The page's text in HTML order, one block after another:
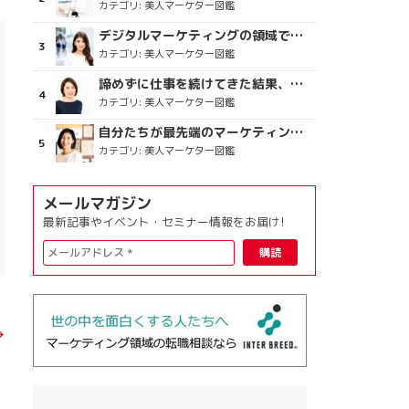
カテゴリ: 美人マーケター図鑑
デジタルマーケティングの領域で、海外というステージに
カテゴリ: 美人マーケター図鑑
諦めずに仕事を続けてきた結果、楽しめている今がある
カテゴリ: 美人マーケター図鑑
自分たちが最先端のマーケティングを目指す
カテゴリ: 美人マーケター図鑑
メールマガジン
最新記事やイベント・セミナー情報をお届け!